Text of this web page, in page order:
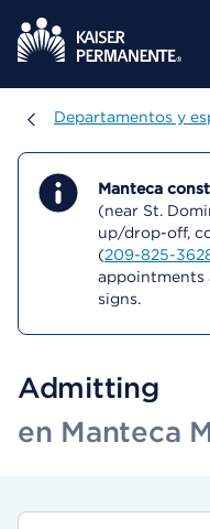
Departamentos y
Departamentos y
Manteca
(near St.
up/drop-off,
(209-825-
appointments
signs.
Admitting
en Manteca